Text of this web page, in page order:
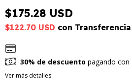
$175.28 USD
$122.70 USD con Transferencia
30% de descuento pagando con
Ver más detalles